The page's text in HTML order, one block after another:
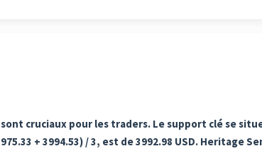
cruciaux pour les traders. Le support clé se
+ 3994.53) / 3, est de 3992.98 USD.